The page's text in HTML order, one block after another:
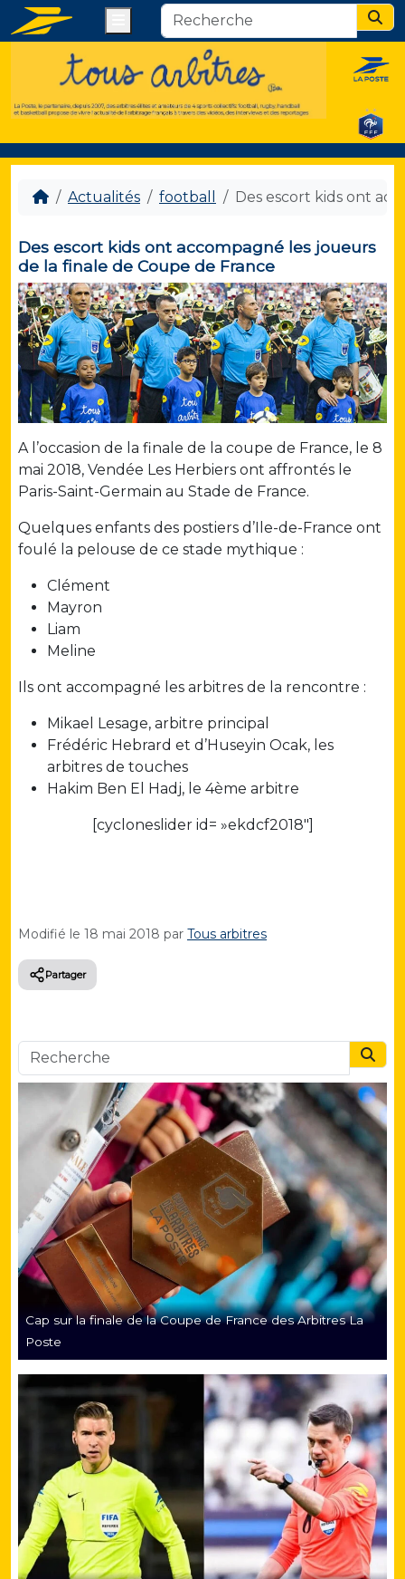
Actualités football Des escort kids ont
Des escort kids ont accompagné les joueurs
de la finale de Coupe de France
A l’occasion de la finale de la coupe de France, le 8
mai 2018, Vendée Les Herbiers ont affrontés le
Paris-Saint-Germain au Stade de France.
Quelques enfants des postiers d’Ile-de-France ont
foulé la pelouse de ce stade mythique :
Clément
Mayron
Liam
Meline
Ils ont accompagné les arbitres de la rencontre :
Mikael Lesage, arbitre principal
Frédéric Hebrard et d’Huseyin Ocak, les
arbitres de touches
Hakim Ben El Hadj, le 4ème arbitre
[cycloneslider id= »ekdcf2018″]
Modifié le 18 mai 2018 par Tous arbitres
Partager
Cap sur la finale de la Coupe de France des Arbitres La
Poste